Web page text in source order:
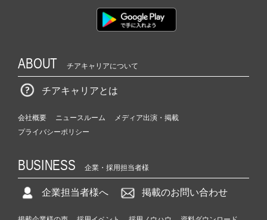
ABOUT チアキャリアについて
チアキャリアとは
会社概要 ニュースルーム
メディア出演・掲載
プライバシーポリシー
BUSINESS 企業・採用担当者様
企業担当者様へ 掲載のお問い合わせ